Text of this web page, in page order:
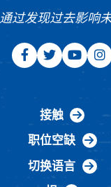
通过发现过去影响
接触
职位空缺
切换语言